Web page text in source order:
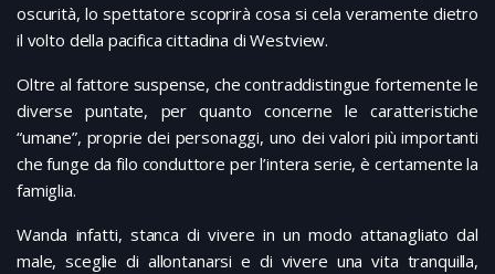
oscurità, lo spettatore scoprirà cosa si cela veramente dietro
il volto della pacifica cittadina di Westview.
Oltre al fattore suspense, che contraddistingue fortemente le
diverse puntate, per quanto concerne le caratteristiche
“umane”, proprie dei personaggi, uno dei valori più importanti
che funge da filo conduttore per l’intera serie, è certamente la
famiglia.
Wanda infatti, stanca di vivere in un modo attanagliato dal
male, sceglie di allontanarsi e di vivere una vita tranquilla,